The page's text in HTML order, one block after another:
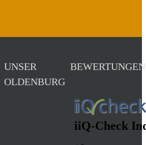
UNSER
OLDENBURG
BEWERTUNGEN